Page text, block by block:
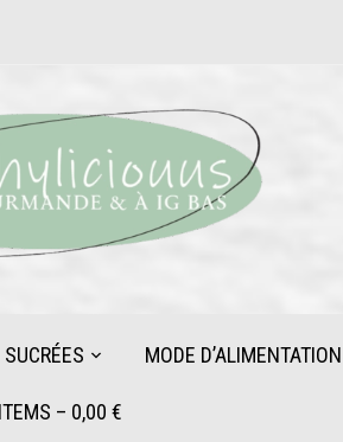
MODE D’ALIMENTATION
– 0,00 €